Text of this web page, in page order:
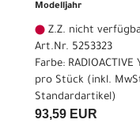
Modelljahr
Z.Z. nicht
Art.Nr. 5253323
Farbe: RADIOACTIVE
pro Stück (inkl.
Standardartikel)
93,59 EUR